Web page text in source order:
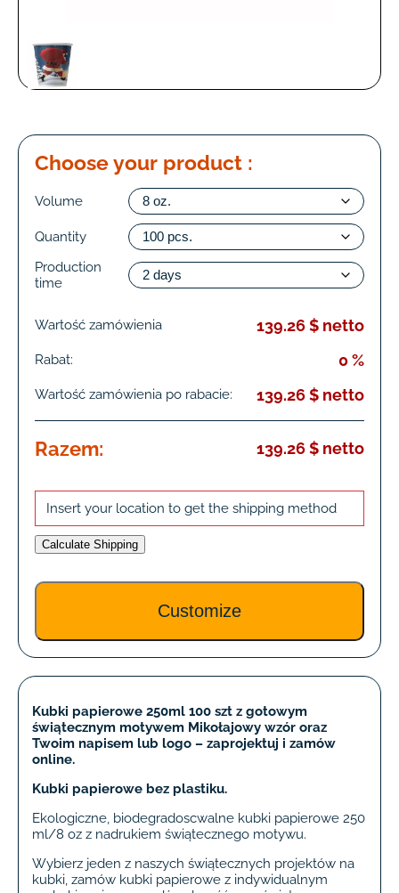
Choose your product :
Volume
Quantity
Production
time
Wartość zamówienia 139.26 $ netto
Rabat: 0 %
Wartość zamówienia po rabacie: 139.26 $ netto
Razem: 139.26 $ netto
Insert your location to get the shipping method
Calculate Shipping
Kubki papierowe 250ml 100 szt z gotowym
świątecznym motywem Mikołajowy wzór oraz
Twoim napisem lub logo – zaprojektuj i zamów
online.
Kubki papierowe bez plastiku.
Ekologiczne, biodegradoscwalne kubki papierowe 250
ml/8 oz z nadrukiem świątecznego motywu.
Wybierz jeden z naszych świątecznych projektów na
kubki, zamów kubki papierowe z indywidualnym